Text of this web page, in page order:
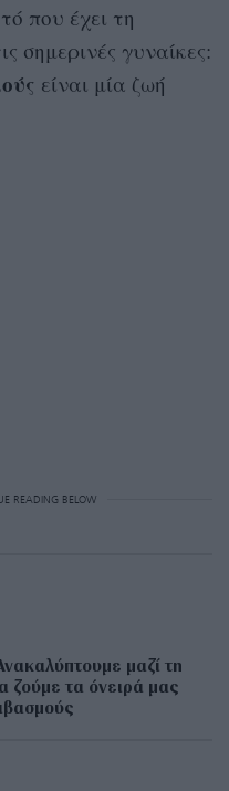
που έχει τη
σημερινές γυναίκες:
είναι μία ζωή
READING BELOW
μαζί τη
ζούμε τα όνειρά μας